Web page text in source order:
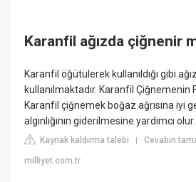
Karanfil ağızda çiğnenir
Karanfil öğütülerek kullanıldığı gibi
kullanılmaktadır. Karanfil Çiğnemenin
Karanfil çiğnemek boğaz ağrısına iyi
algınlığının giderilmesine yardımcı olur.
Kaynak kaldırma talebi |Cevabın
milliyet.com.tr